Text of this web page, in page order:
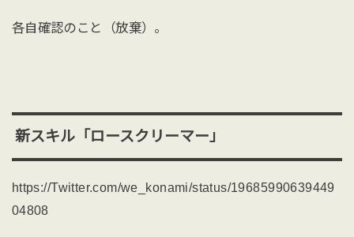
各自確認のこと（放棄）。
新スキル「ロースクリーマー」
https://Twitter.com/we_konami/status/19685990639449
04808